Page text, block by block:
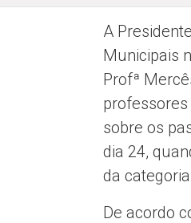
A
Municipais
Profª
professores
sobre os
dia 24,
da
De acordo